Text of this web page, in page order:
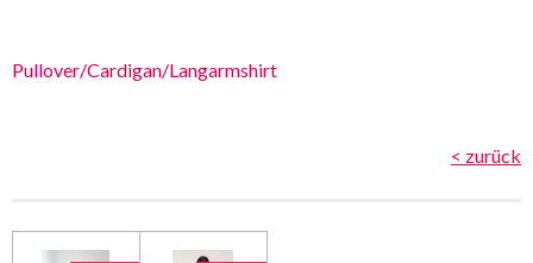
Pullover/Cardigan/Langarmshirt
< zurück